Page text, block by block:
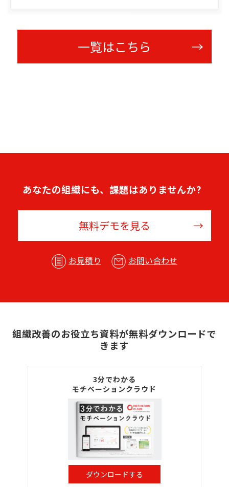
一覧はこちら
あなたの組織にも、課題はありませんか？
無料デモを見る
お見積り お問い合わせ
組織改善のお役立ち資料が無料ダウンロードで
きます
3分でわかる
モチベーションクラウド
ダウンロードする